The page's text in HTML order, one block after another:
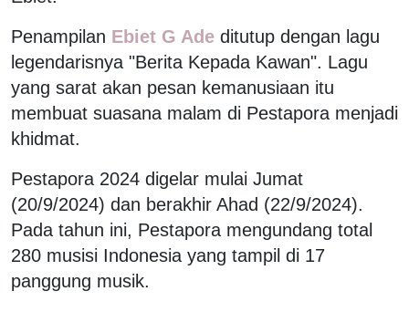
Penampilan Ebiet G Ade ditutup dengan lagu
legendarisnya "Berita Kepada Kawan". Lagu
yang sarat akan pesan kemanusiaan itu
membuat suasana malam di Pestapora menjadi
khidmat.
Pestapora 2024 digelar mulai Jumat
(20/9/2024) dan berakhir Ahad (22/9/2024).
Pada tahun ini, Pestapora mengundang total
280 musisi Indonesia yang tampil di 17
panggung musik.